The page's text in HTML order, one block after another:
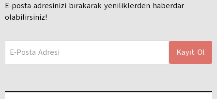
E-posta adresinizi bırakarak yeniliklerden haberdar
olabilirsiniz!
E-Posta Adresi Kayıt Ol